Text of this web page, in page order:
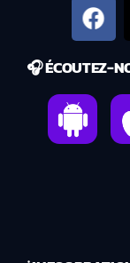
🎧 ÉCOUTEZ-